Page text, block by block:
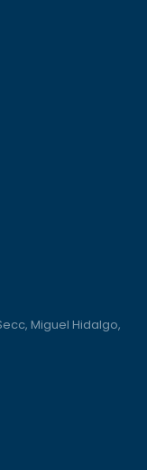
Miguel Hidalgo,